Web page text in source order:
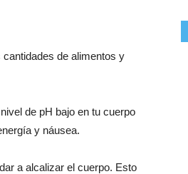
de alimentos y
de pH bajo en tu cuerpo
y náusea.
a alcalizar el cuerpo. Esto